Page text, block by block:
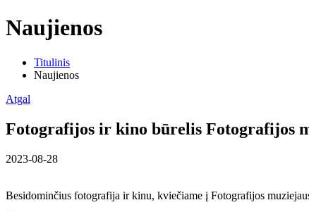
Naujienos
Titulinis
Naujienos
Atgal
Fotografijos ir kino būrelis Fotografijos
2023-08-28
Besidominčius fotografija ir kinu, kviečiame į Fotografijos